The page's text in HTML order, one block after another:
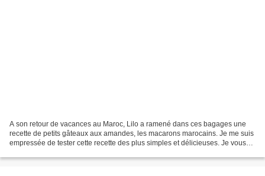
A son retour de vacances au Maroc, Lilo a ramené dans ces bagages une
recette de petits gâteaux aux amandes, les macarons marocains. Je me suis
empressée de tester cette recette des plus simples et délicieuses. Je vous